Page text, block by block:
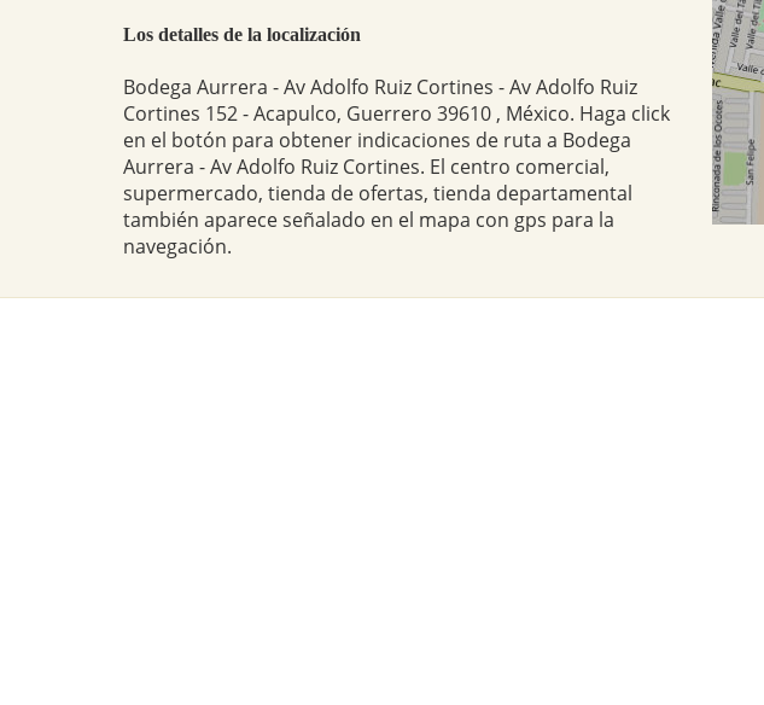
Los detalles de la localización
Bodega Aurrera - Av Adolfo Ruiz Cortines - Av Adolfo Ruiz
Cortines 152 - Acapulco, Guerrero 39610 , México. Haga click
en el botón para obtener indicaciones de ruta a Bodega
Aurrera - Av Adolfo Ruiz Cortines. El centro comercial,
supermercado, tienda de ofertas, tienda departamental
también aparece señalado en el mapa con gps para la
navegación.